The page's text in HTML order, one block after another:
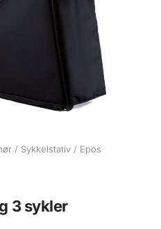
/ Sykkelstativ / Epos
3 sykler